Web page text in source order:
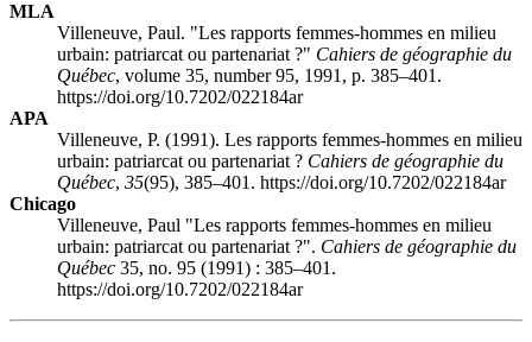
MLA
Villeneuve, Paul. "Les rapports femmes-hommes en milieu
urbain: patriarcat ou partenariat ?" Cahiers de géographie du
Québec, volume 35, number 95, 1991, p. 385–401.
https://doi.org/10.7202/022184ar
APA
Villeneuve, P. (1991). Les rapports femmes-hommes en milieu
urbain: patriarcat ou partenariat ? Cahiers de géographie du
Québec, 35(95), 385–401. https://doi.org/10.7202/022184ar
Chicago
Villeneuve, Paul "Les rapports femmes-hommes en milieu
urbain: patriarcat ou partenariat ?". Cahiers de géographie du
Québec 35, no. 95 (1991) : 385–401.
https://doi.org/10.7202/022184ar